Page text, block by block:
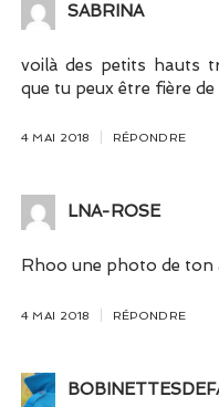
SABRINA
voilà des petits hauts
que tu peux être fière
4 MAI 2018 RÉPONDRE
LNA-ROSE
Rhoo une photo de ton
4 MAI 2018 RÉPONDRE